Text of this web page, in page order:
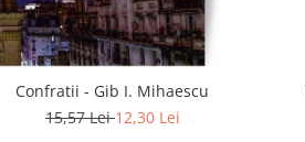
Confratii - Gib I. Mihaescu
15,57 Lei12,30 Lei